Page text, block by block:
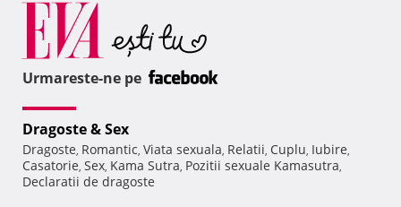
Urmareste-ne pe
Dragoste & Sex
Dragoste, Romantic, Viata sexuala, Relatii, Cuplu, Iubire,
Casatorie, Sex, Kama Sutra, Pozitii sexuale Kamasutra,
Declaratii de dragoste